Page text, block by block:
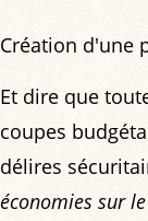
Création d'une
Et dire que
coupes
délires
économies sur